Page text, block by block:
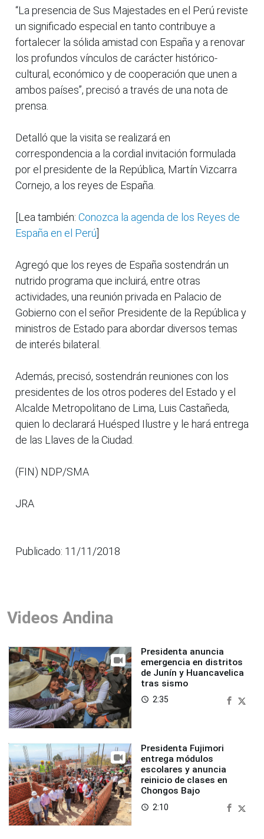
“La presencia de Sus Majestades en el Perú reviste
un significado especial en tanto contribuye a
fortalecer la sólida amistad con España y a renovar
los profundos vínculos de carácter histórico-
cultural, económico y de cooperación que unen a
ambos países”, precisó a través de una nota de
prensa.
Detalló que la visita se realizará en
correspondencia a la cordial invitación formulada
por el presidente de la República, Martín Vizcarra
Cornejo, a los reyes de España.
[Lea también: Conozca la agenda de los Reyes de
España en el Perú
Agregó que los reyes de España sostendrán un
nutrido programa que incluirá, entre otras
actividades, una reunión privada en Palacio de
Gobierno con el señor Presidente de la República y
ministros de Estado para abordar diversos temas
de interés bilateral.
Además, precisó, sostendrán reuniones con los
presidentes de los otros poderes del Estado y el
Alcalde Metropolitano de Lima, Luis Castañeda,
quien lo declarará Huésped Ilustre y le hará entrega
de las Llaves de la Ciudad.
(FIN) NDP/SMA
JRA
Publicado: 11/11/2018
Videos Andina
Presidenta anuncia
emergencia en distritos
de Junín y Huancavelica
tras sismo
access_time 2:35
Presidenta Fujimori
entrega módulos
escolares y anuncia
reinicio de clases en
Chongos Bajo
access_time 2:10